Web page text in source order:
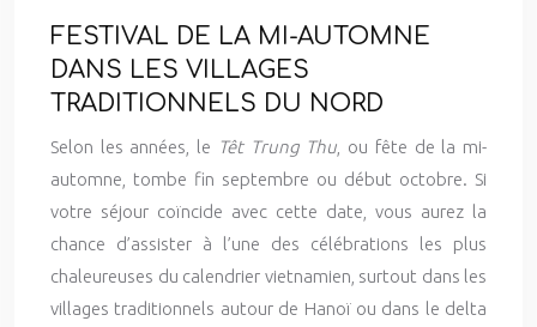
FESTIVAL DE LA MI-AUTOMNE
DANS LES VILLAGES
TRADITIONNELS DU NORD
Selon les années, le Têt Trung Thu , ou fête de la mi-
automne, tombe fin septembre ou début octobre. Si
votre séjour coïncide avec cette date, vous aurez la
chance d’assister à l’une des célébrations les plus
chaleureuses du calendrier vietnamien, surtout dans les
villages traditionnels autour de Hanoï ou dans le delta